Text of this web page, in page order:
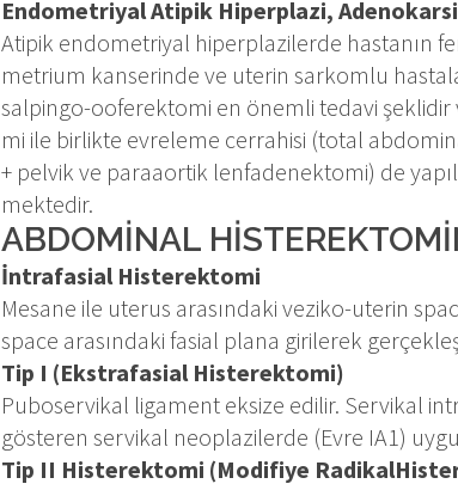
En­do­met­ri­yal Ati­pik Hi­perp­la­zi,
Ati­pik en­do­met­ri­yal hi­perp­la­zi­ler­de has­ta­nın
met­ri­um kan­se­rin­de ve ute­rin sar­kom­lu
sal­pin­go-oo­fe­rek­to­mi en önem­li te­da­vi
mi ile bir­lik­te ev­re­le­me cer­ra­hi­si (to­tal
+ pel­vik ve pa­ra­aor­tik len­fa­de­nek­to­mi) de
mek­te­dir.
AB­DO­Mİ­NAL
İn­tra­fa­si­al His­te­rek­to­mi
Me­sa­ne ile ute­rus ara­sın­da­ki ve­zi­ko-ute­rin
spa­ce ara­sın­da­ki fa­si­al pla­na gi­ri­le­rek
Tip I (Eks­tra­fa­si­al His­te­rek­to­mi)
Pu­bo­ser­vi­kal li­ga­ment ek­si­ze edi­lir. Ser­vi­kal
gös­te­ren ser­vi­kal ne­op­la­zi­ler­de (Ev­re IA1)
Tip II His­te­rek­to­mi (Mo­di­fi­ye